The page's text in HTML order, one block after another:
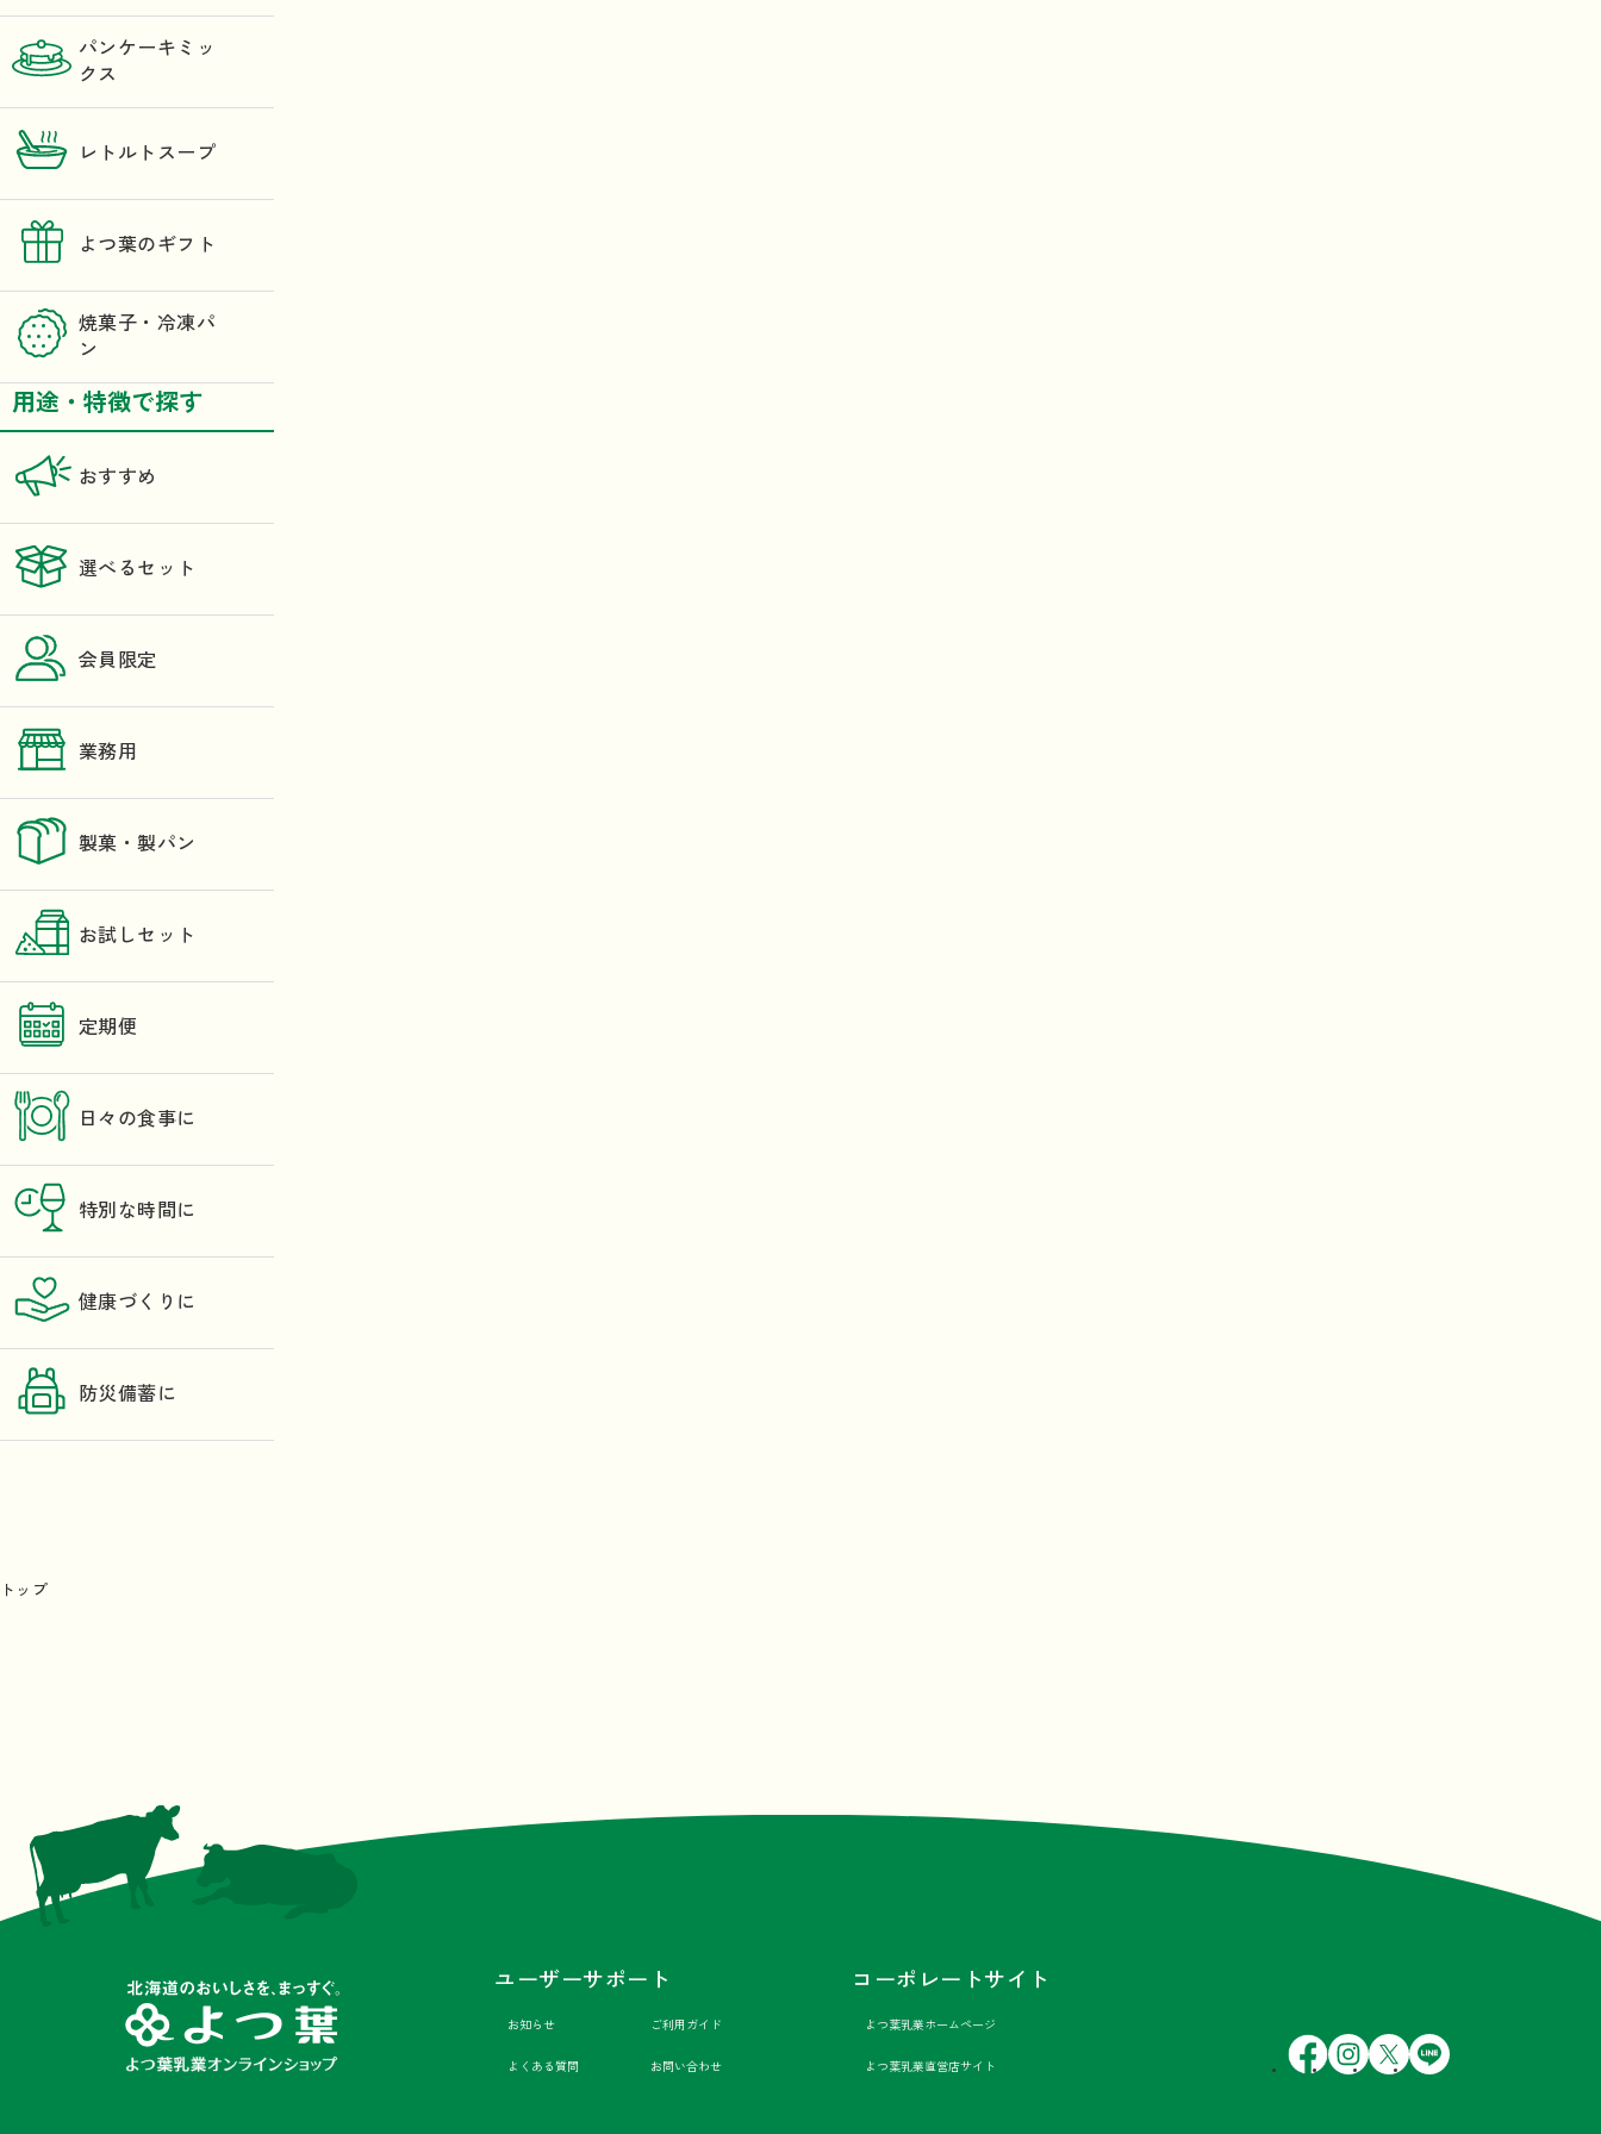
パンケーキミッ
クス
レトルトスープ
よつ葉のギフト
焼菓子・冷凍パ
ン
用途・特徴で探す
おすすめ
選べるセット
会員限定
業務用
製菓・製パン
お試しセット
定期便
日々の食事に
特別な時間に
健康づくりに
防災備蓄に
トップ
ユーザーサポート
お知らせ ご利用ガイド
よくある質問 お問い合わせ
コーポレートサイト
よつ葉乳業ホームページ
よつ葉乳業直営店サイト